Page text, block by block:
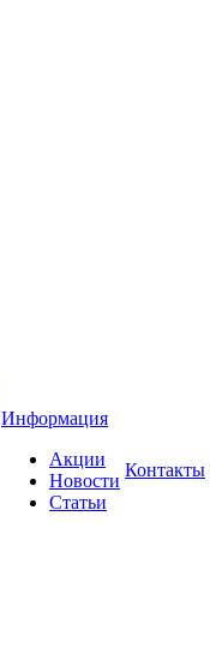
Информация
Акции
Новости
Статьи
Контакты